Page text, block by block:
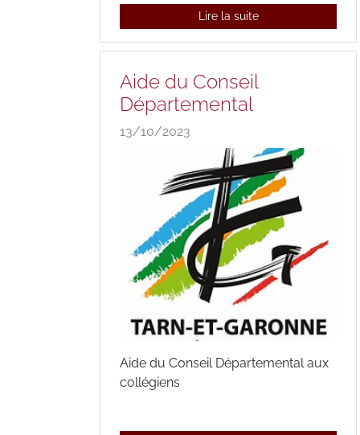
Lire la suite
Aide du Conseil
Départemental
13/10/2023
Aide du Conseil Départemental aux
collégiens